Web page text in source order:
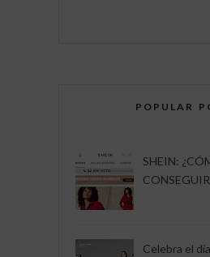
POPULAR
SHEIN:
Celebra el